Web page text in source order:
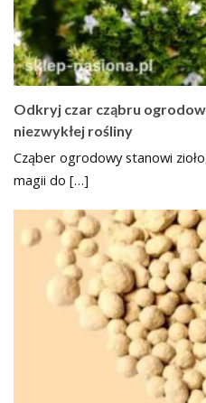
Odkryj czar cząbru
niezwykłej rośliny
Cząber ogrodowy stanowi
magii do […]